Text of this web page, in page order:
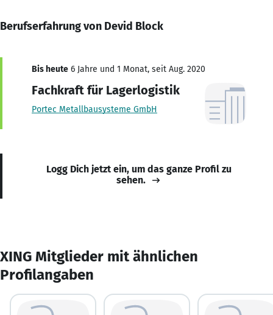
Berufserfahrung von Devid Block
Bis heute 6 Jahre und 1 Monat, seit Aug. 2020
Fachkraft für Lagerlogistik
Portec Metallbausysteme GmbH
Logg Dich jetzt ein, um das ganze Profil zu
sehen.
XING Mitglieder mit ähnlichen
Profilangaben